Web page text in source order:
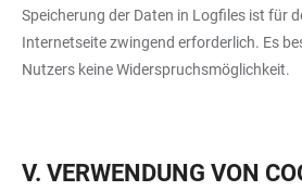
Speicherung der Daten in Logfiles ist für
Internetseite zwingend erforderlich. Es
Nutzers keine Widerspruchsmöglichkeit.
V. VERWENDUNG VON